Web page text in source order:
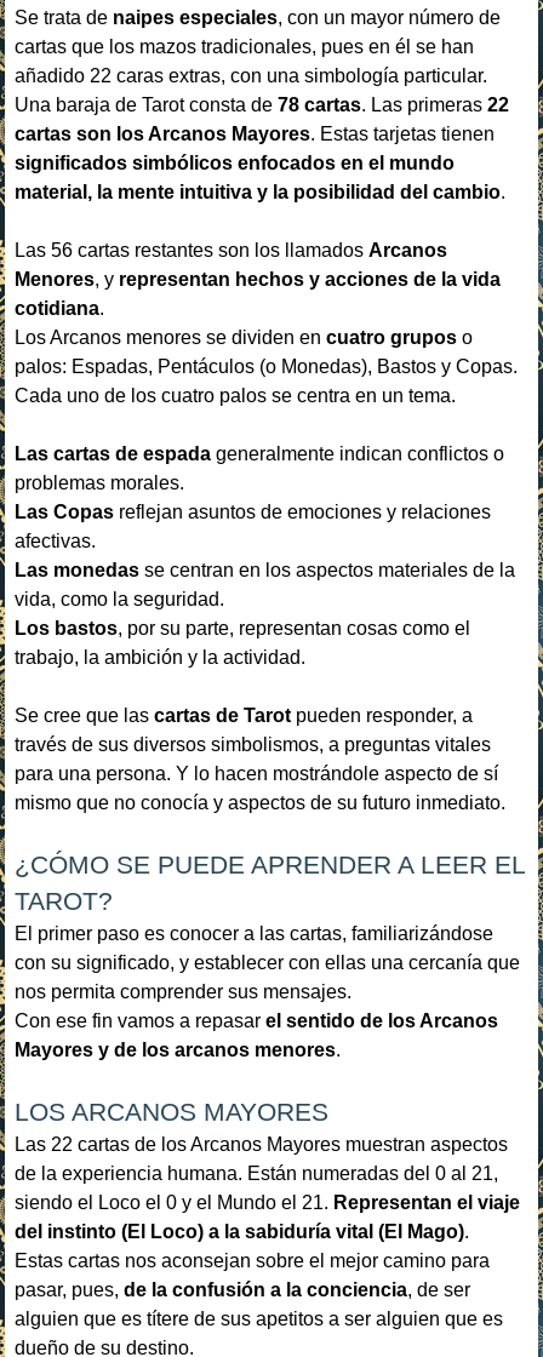
Se trata de naipes especiales, con un mayor número de
cartas que los mazos tradicionales, pues en él se han
añadido 22 caras extras, con una simbología particular.
Una baraja de Tarot consta de78 cartas. Las primeras22
cartas son los Arcanos Mayores. Estas tarjetas tienen
significados simbólicos enfocados en el mundo
material, la mente intuitiva y la posibilidad del cambio.
Las 56 cartas restantes son los llamadosArcanos
Menores, y representan hechos y acciones de la vida
cotidiana.
Los Arcanos menores se dividen encuatro grupos o
palos: Espadas, Pentáculos (o Monedas), Bastos y Copas.
Cada uno de los cuatro palos se centra en un tema.
Las cartas de espada generalmente indican conflictos o
problemas morales.
Las Copas reflejan asuntos de emociones y relaciones
afectivas.
Las monedas se centran en los aspectos materiales de la
vida, como la seguridad.
Los bastos, por su parte, representan cosas como el
trabajo, la ambición y la actividad.
Se cree que lascartas de Tarot pueden responder, a
través de sus diversos simbolismos, a preguntas vitales
para una persona. Y lo hacen mostrándole aspecto de sí
mismo que no conocía y aspectos de su futuro inmediato.
¿CÓMO SE PUEDE APRENDER A LEER EL
TAROT?
El primer paso es conocer a las cartas, familiarizándose
con su significado, y establecer con ellas una cercanía que
nos permita comprender sus mensajes.
Con ese fin vamos a repasarel sentido de los Arcanos
Mayores y de los arcanos menores.
LOS ARCANOS MAYORES
Las 22 cartas de los Arcanos Mayores muestran aspectos
de la experiencia humana. Están numeradas del 0 al 21,
siendo el Loco el 0 y el Mundo el 21. Representan el viaje
del instinto (El Loco) a la sabiduría vital (El Mago).
Estas cartas nos aconsejan sobre el mejor camino para
pasar, pues,de la confusión a la conciencia, de ser
alguien que es títere de sus apetitos a ser alguien que es
dueño de su destino.